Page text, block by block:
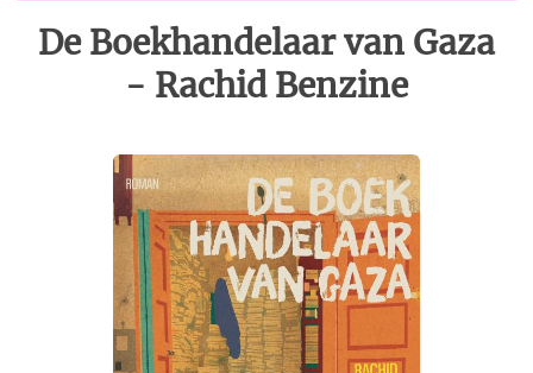
De Boekhandelaar van Gaza
- Rachid Benzine